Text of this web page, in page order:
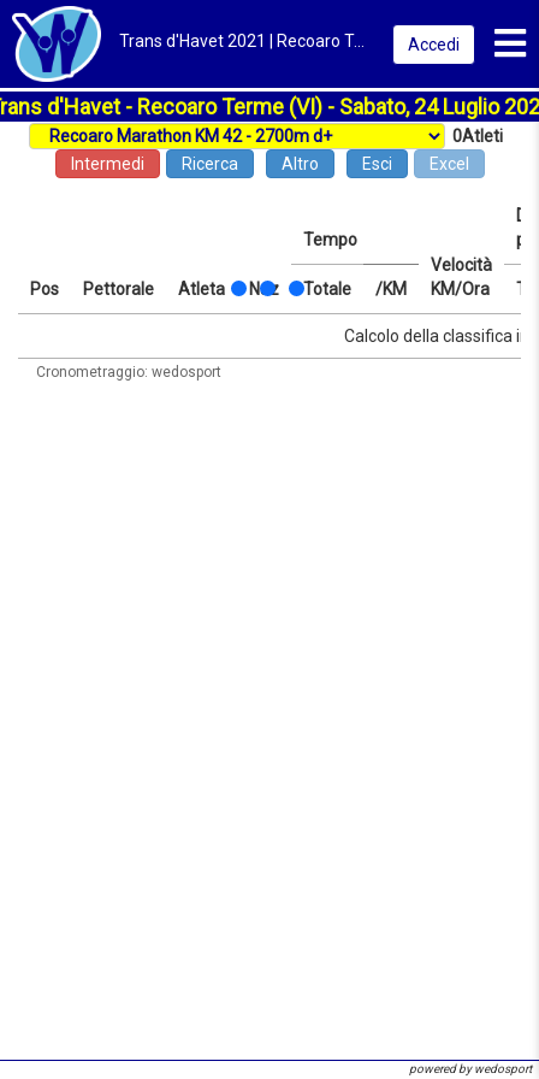
Trans d'Havet 2021 | Recoaro Terme (VI) | Classifica Accedi
d'Havet - Recoaro Terme (VI) - Sabato, 24 Luglio
0Atleti
Intermedi
Ricerca Altro Esci Excel
Pos Pettorale Atleta Naz
Tempo
Velocità
KM/Ora
Totale /KM
Tempo
Velocità
Totale /KM
Calcolo della classifica in
Cronometraggio: wedosport
powered by wedosport